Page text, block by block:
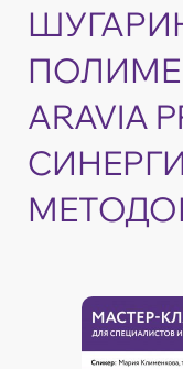
ARAVIA